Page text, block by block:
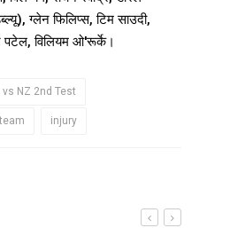
ग्लेन फिलिप्स, टिम साउदी,
विलियम ओ'रूर्के।
vs NZ 2nd Test
team injury